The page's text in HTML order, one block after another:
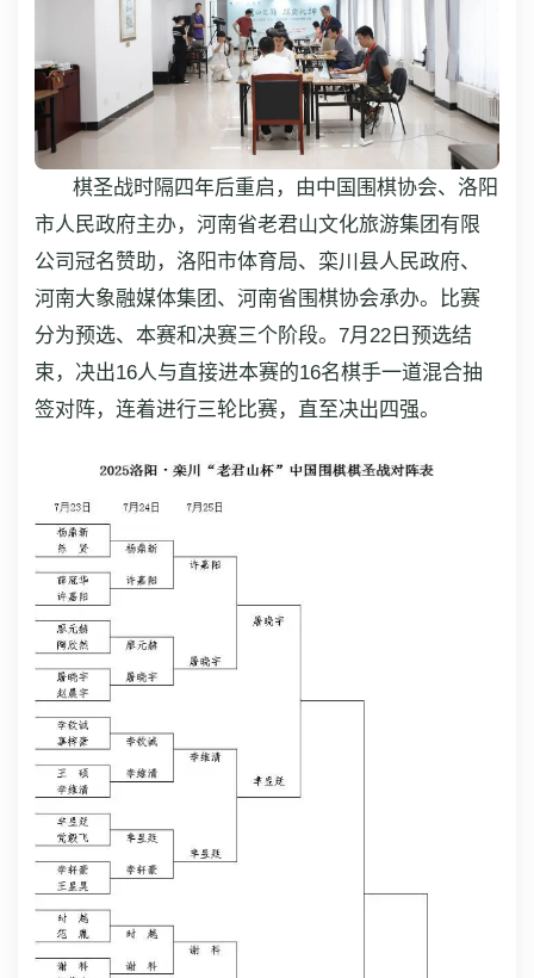
棋圣战时隔四年后重启，由中国围棋协会、洛阳
市人民政府主办，河南省老君山文化旅游集团有限
公司冠名赞助，洛阳市体育局、栾川县人民政府、
河南大象融媒体集团、河南省围棋协会承办。比赛
分为预选、本赛和决赛三个阶段。7月22日预选结
束，决出16人与直接进本赛的16名棋手一道混合抽
签对阵，连着进行三轮比赛，直至决出四强。